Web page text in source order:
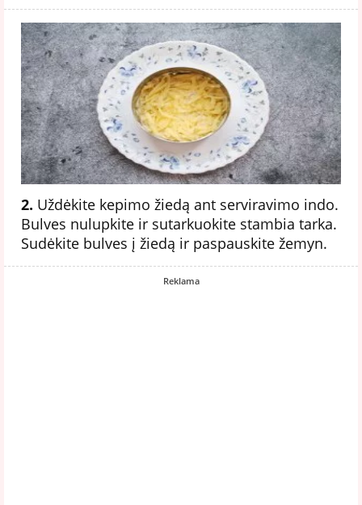
2. Uždėkite kepimo žiedą ant serviravimo indo.
Bulves nulupkite ir sutarkuokite stambia tarka.
Sudėkite bulves į žiedą ir paspauskite žemyn.
Reklama